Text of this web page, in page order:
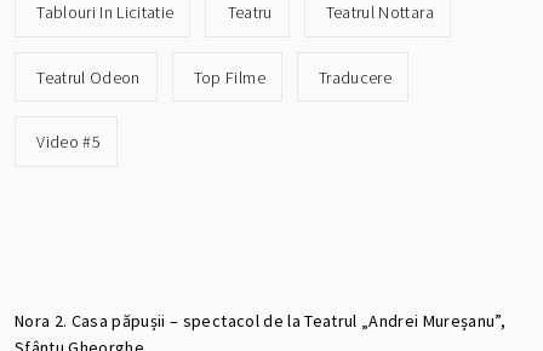
Tablouri In Licitatie Teatru Teatrul Nottara
Teatrul Odeon Top Filme Traducere
Video #5
Nora 2. Casa păpușii – spectacol de la Teatrul „Andrei Mureșanu”,